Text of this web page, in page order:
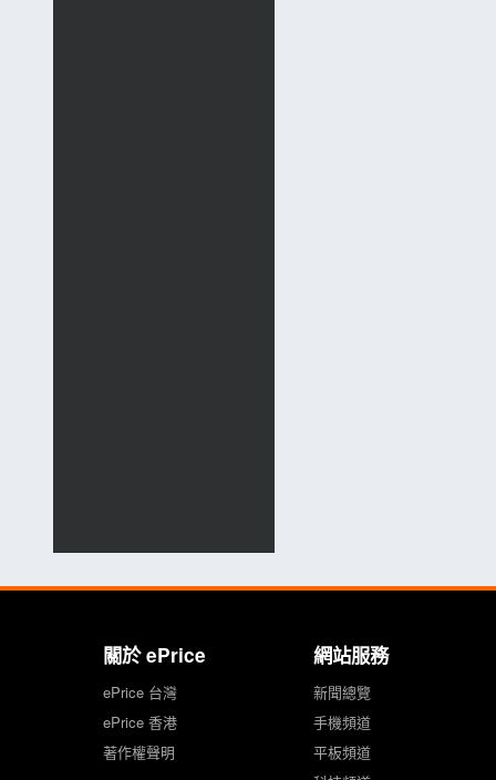
關於 ePrice
ePrice 台灣
ePrice 香港
著作權聲明
網站服務
新聞總覽
手機頻道
平板頻道